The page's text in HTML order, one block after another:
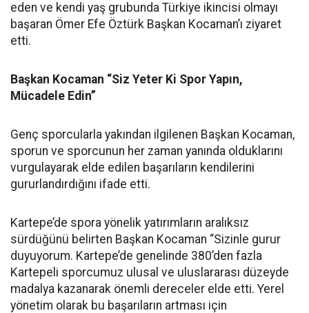
eden ve kendi yaş grubunda Türkiye ikincisi olmayı
başaran Ömer Efe Öztürk Başkan Kocaman’ı ziyaret
etti.
Başkan Kocaman “Siz Yeter Ki Spor Yapın,
Mücadele Edin”
Genç sporcularla yakından ilgilenen Başkan Kocaman,
sporun ve sporcunun her zaman yanında olduklarını
vurgulayarak elde edilen başarıların kendilerini
gururlandırdığını ifade etti.
Kartepe’de spora yönelik yatırımların aralıksız
sürdüğünü belirten Başkan Kocaman “Sizinle gurur
duyuyorum. Kartepe’de genelinde 380’den fazla
Kartepeli sporcumuz ulusal ve uluslararası düzeyde
madalya kazanarak önemli dereceler elde etti. Yerel
yönetim olarak bu başarıların artması için